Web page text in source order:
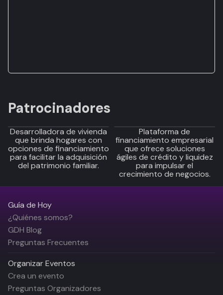
Patrocinadores
Desarrolladora de vivienda
que brinda hogares con
opciones de financiamiento
para facilitar la adquisición
del patrimonio familiar.
Plataforma de
financiamiento empresarial
que ofrece soluciones
ágiles de crédito y liquidez
para impulsar el
crecimiento de negocios.
Guía de Hoy
¿Quiénes somos?
GDH Blog
Preguntas Frecuentes
Organizar Eventos
Crea un evento
Preguntas Organizadores